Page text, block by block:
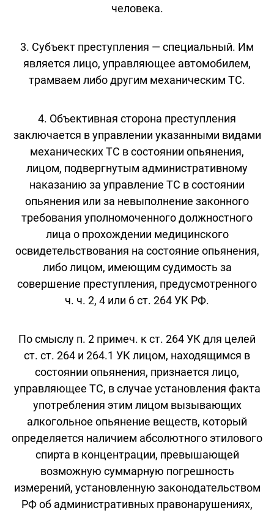
человека.
3. Субъект преступления — специальный. Им
является лицо, управляющее автомобилем,
трамваем либо другим механическим ТС.
4. Объективная сторона преступления
заключается в управлении указанными видами
механических ТС в состоянии опьянения,
лицом, подвергнутым административному
наказанию за управление ТС в состоянии
опьянения или за невыполнение законного
требования уполномоченного должностного
лица о прохождении медицинского
освидетельствования на состояние опьянения,
либо лицом, имеющим судимость за
совершение преступления, предусмотренного
ч. ч. 2, 4 или 6 ст. 264 УК РФ.
По смыслу п. 2 примеч. к ст. 264 УК для целей
ст. ст. 264 и 264.1 УК лицом, находящимся в
состоянии опьянения, признается лицо,
управляющее ТС, в случае установления факта
употребления этим лицом вызывающих
алкогольное опьянение веществ, который
определяется наличием абсолютного этилового
спирта в концентрации, превышающей
возможную суммарную погрешность
измерений, установленную законодательством
РФ об административных правонарушениях,